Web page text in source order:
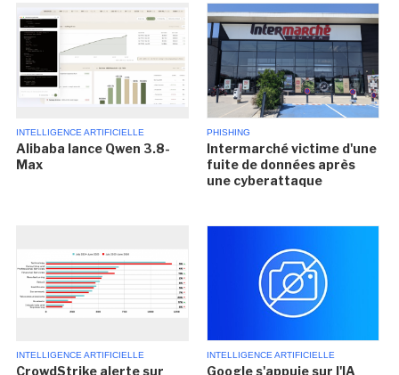
INTELLIGENCE ARTIFICIELLE
Alibaba lance Qwen 3.8-
Max
PHISHING
Intermarché victime d'une
fuite de données après
une cyberattaque
INTELLIGENCE ARTIFICIELLE
CrowdStrike alerte sur
INTELLIGENCE ARTIFICIELLE
Google s'appuie sur l'IA